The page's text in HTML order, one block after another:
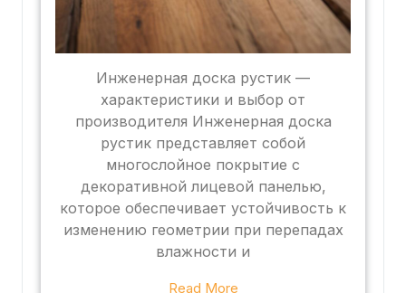
Инженерная доска рустик —
характеристики и выбор от
производителя Инженерная доска
рустик представляет собой
многослойное покрытие с
декоративной лицевой панелью,
которое обеспечивает устойчивость к
изменению геометрии при перепадах
влажности и
Read More